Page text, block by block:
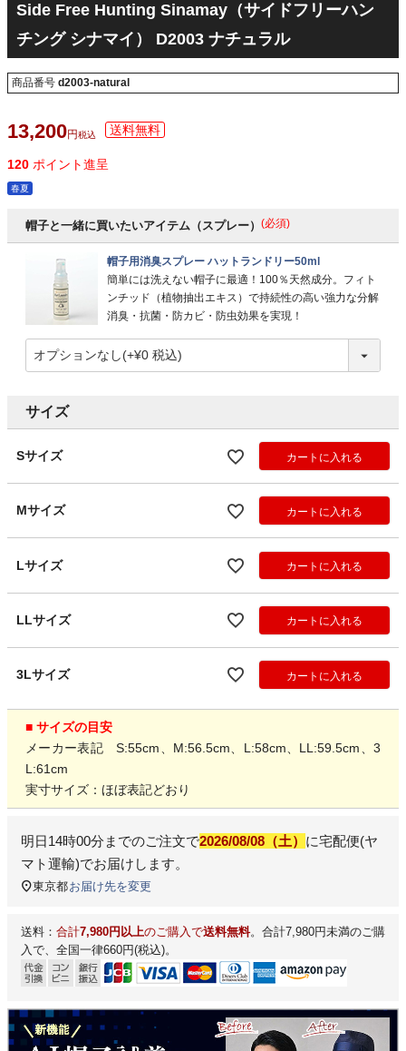
Side Free Hunting Sinamay（サイドフリーハン
チング シナマイ） D2003 ナチュラル
商品番号 d2003-natural
13,200 税込
120 ポイント進呈
春夏
帽子と一緒に買いたいアイテム（スプレー） (必須)
帽子用消臭スプレー ハットランドリー50ml
簡単には洗えない帽子に最適！100％天然成分。フィト
ンチッド（植物抽出エキス）で持続性の高い強力な分解
消臭・抗菌・防カビ・防虫効果を実現！
サイズ
Sサイズ カートに入れる
Mサイズ カートに入れる
Lサイズ カートに入れる
LLサイズ カートに入れる
3Lサイズ カートに入れる
■ サイズの目安
メーカー表記 S:55cm、M:56.5cm、L:58cm、LL:59.5cm、3
L:61cm
実寸サイズ：ほぼ表記どおり
明日14時00分 までのご注文で2026/08/08（土） に宅配便(ヤ
マト運輸)でお届けします。
東京都お届け先を変更
送料： 合計7,980円以上のご購入で送料無料。合計7,980円未満のご購
入で、全国一律660円(税込)。